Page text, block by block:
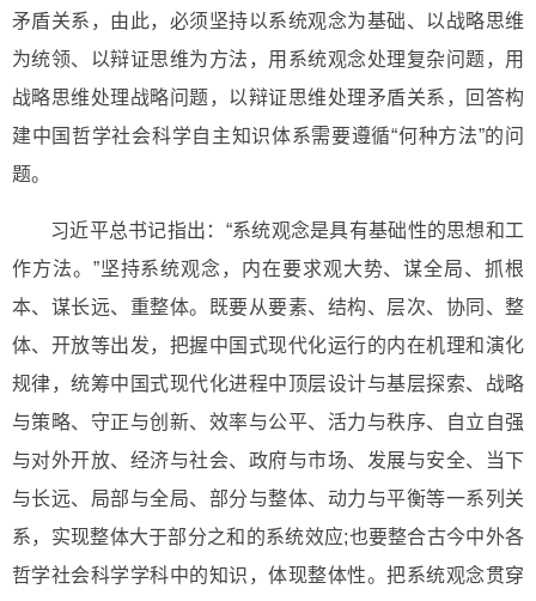
矛盾关系，由此，必须坚持以系统观念为基础、以战略思维
为统领、以辩证思维为方法，用系统观念处理复杂问题，用
战略思维处理战略问题，以辩证思维处理矛盾关系，回答构
建中国哲学社会科学自主知识体系需要遵循“何种方法”的问
题。
习近平总书记指出：“系统观念是具有基础性的思想和工
作方法。”坚持系统观念，内在要求观大势、谋全局、抓根
本、谋长远、重整体。既要从要素、结构、层次、协同、整
体、开放等出发，把握中国式现代化运行的内在机理和演化
规律，统筹中国式现代化进程中顶层设计与基层探索、战略
与策略、守正与创新、效率与公平、活力与秩序、自立自强
与对外开放、经济与社会、政府与市场、发展与安全、当下
与长远、局部与全局、部分与整体、动力与平衡等一系列关
系，实现整体大于部分之和的系统效应;也要整合古今中外各
哲学社会科学学科中的知识，体现整体性。把系统观念贯穿